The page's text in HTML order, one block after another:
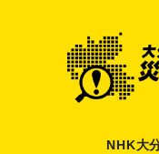
NHK大